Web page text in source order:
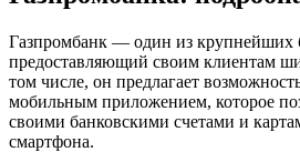
Газпромбанк — один из крупнейших
предоставляющий своим клиентам
том числе, он предлагает
мобильным приложением, которое
своими банковскими счетами и
смартфона.